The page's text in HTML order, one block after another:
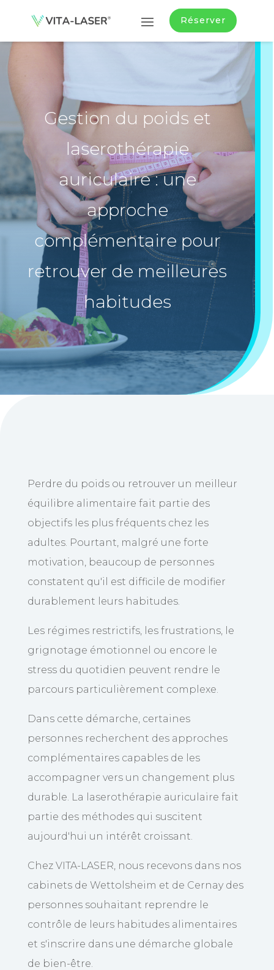
Réserver
Gestion du poids et
laserothérapie
auriculaire : une
approche
complémentaire pour
retrouver de meilleures
habitudes
Perdre du poids ou retrouver un meilleur
équilibre alimentaire fait partie des
objectifs les plus fréquents chez les
adultes. Pourtant, malgré une forte
motivation, beaucoup de personnes
constatent qu'il est difficile de modifier
durablement leurs habitudes.
Les régimes restrictifs, les frustrations, le
grignotage émotionnel ou encore le
stress du quotidien peuvent rendre le
parcours particulièrement complexe.
Dans cette démarche, certaines
personnes recherchent des approches
complémentaires capables de les
accompagner vers un changement plus
durable. La laserothérapie auriculaire fait
partie des méthodes qui suscitent
aujourd'hui un intérêt croissant.
Chez VITA-LASER, nous recevons dans nos
cabinets de Wettolsheim et de Cernay des
personnes souhaitant reprendre le
contrôle de leurs habitudes alimentaires
et s'inscrire dans une démarche globale
de bien-être.